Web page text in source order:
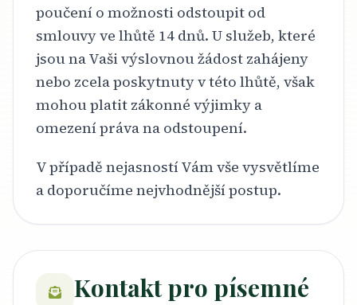
poučení o možnosti odstoupit od
smlouvy ve lhůtě 14 dnů. U služeb, které
jsou na Vaši výslovnou žádost zahájeny
nebo zcela poskytnuty v této lhůtě, však
mohou platit zákonné výjimky a
omezení práva na odstoupení.
V případě nejasností Vám vše vysvětlíme
a doporučíme nejvhodnější postup.
Kontakt pro písemné